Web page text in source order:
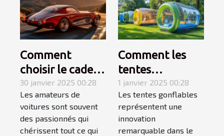
Comment
choisir le cadeau
automobile
parfait pour les
passionnés de
voitures
30 janvier 2025 00:28
Les amateurs de
voitures sont souvent
des passionnés qui
chérissent tout ce qui
Comment les
tentes
gonflables
transforment
l'impact visuel
des évènements
1 janvier 2025 00:28
Les tentes gonflables
représentent une
innovation
remarquable dans le